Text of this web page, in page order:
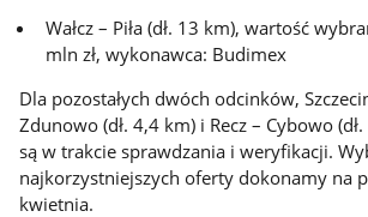
Wałcz – Piła (dł. 13 km), wartość
mln zł, wykonawca: Budimex
Dla pozostałych dwóch odcinków,
Zdunowo (dł. 4,4 km) i Recz – Cybowo
są w trakcie sprawdzania i weryfikacji.
najkorzystniejszych oferty dokonamy na
kwietnia.